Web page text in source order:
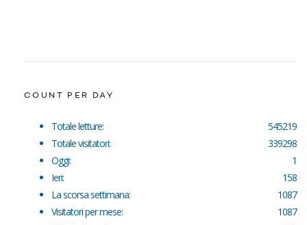
COUNT PER DAY
545219
Totale letture:
339298
Totale visitatori:
1
Oggi:
158
Ieri:
1087
La scorsa settimana:
1087
Visitatori per mese: